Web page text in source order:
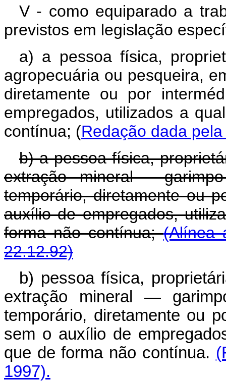
V - como equiparado a
previstos em legislação
a) a pessoa física,
agropecuária ou pesqueira,
diretamente ou por
empregados, utilizados a
contínua; (Redação dada
b) a pessoa física,
extração mineral -
temporário, diretamente ou
auxílio de empregados,
forma não contínua;(Alínea
22.12.92)
b) pessoa física,
extração mineral —
temporário, diretamente ou
sem o auxílio de
que de forma não contínua.
1997).